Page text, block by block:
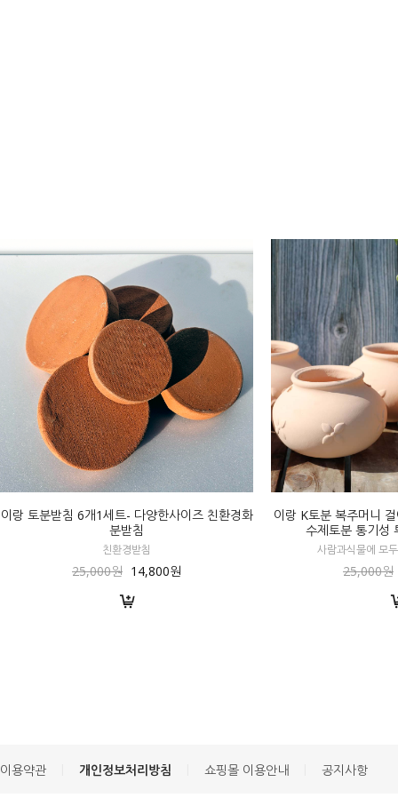
이랑 토분받침 6개1세트- 다양한사이즈 친환경화
분받침
친환경받침
25,000원 14,800원
이랑 K토분 복주머니
수제토분 통기성
사람과식물에 모
25,000원
이용약관 개인정보처리방침 쇼핑몰 이용안내 공지사항